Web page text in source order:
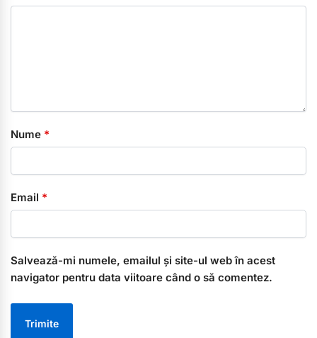
Nume *
Email *
Salvează-mi numele, emailul și site-ul web în acest
navigator pentru data viitoare când o să comentez.